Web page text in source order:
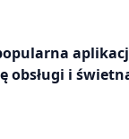
obsługi i